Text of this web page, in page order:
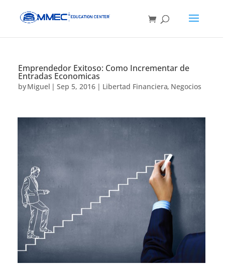
Emprendedor Exitoso: Como Incrementar de
Entradas Economicas
byMiguel|Sep 5, 2016| Libertad Financiera, Negocios